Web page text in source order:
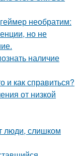
необратим:
но не
наличие
и как справиться?
от низкой
люди, слишком